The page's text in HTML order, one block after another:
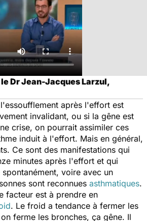
Dr Jean-Jacques Larzul,
après l'effort est
invalidant, ou si la gêne est
crise, on pourrait assimiler ces
induit à l'effort. Mais en général,
Ce sont des manifestations qui
minutes après l'effort et qui
voire avec un
sont reconnues asthmatiques.
facteur est à prendre en
. Le froid a tendance à fermer les
ferme les bronches, ça gêne. Il